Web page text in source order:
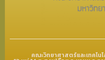
คณะวิทยาศาสตร์และเทคโ